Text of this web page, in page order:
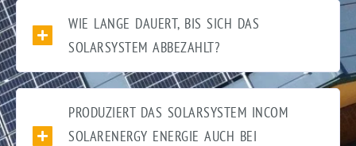
WIE LANGE DAUERT, BIS SICH DAS
SOLARSYSTEM ABBEZAHLT?
PRODUZIERT DAS SOLARSYSTEM INCOM
SOLARENERGY ENERGIE AUCH BEI